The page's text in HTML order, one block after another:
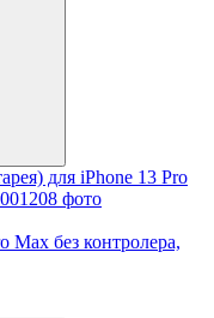
Max без контролера,